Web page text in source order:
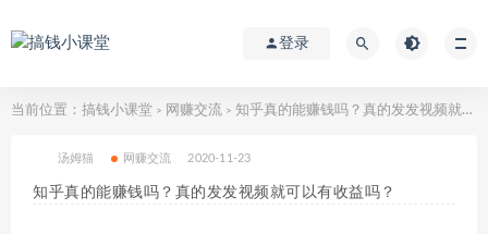
登录
当前位置： 搞钱小课堂 > 网赚交流 > 知乎真的能赚钱吗？真的发发视频就可以有收益吗？
汤姆猫 网赚交流 2020-11-23
知乎真的能赚钱吗？真的发发视频就可以有收益吗？